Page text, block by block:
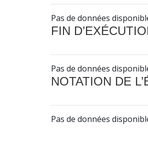
Pas de données
FIN
Pas de données
NOTATION DE
Pas de données